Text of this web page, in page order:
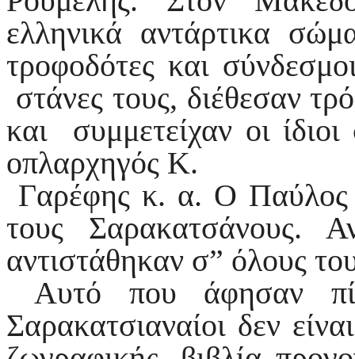
ελληνικά αντάρτικα
τροφοδότες και
στάνες τους, διέθεσαν
και συμμετείχαν οι
οπλαρχηγός Κ.
Γαρέφης κ. α. Ο Παύλος
τους Σαρακατσάνους.
αντιστάθηκαν σ” όλους
Αυτό που άφησαν
Σαρακατσιαναίοι δεν